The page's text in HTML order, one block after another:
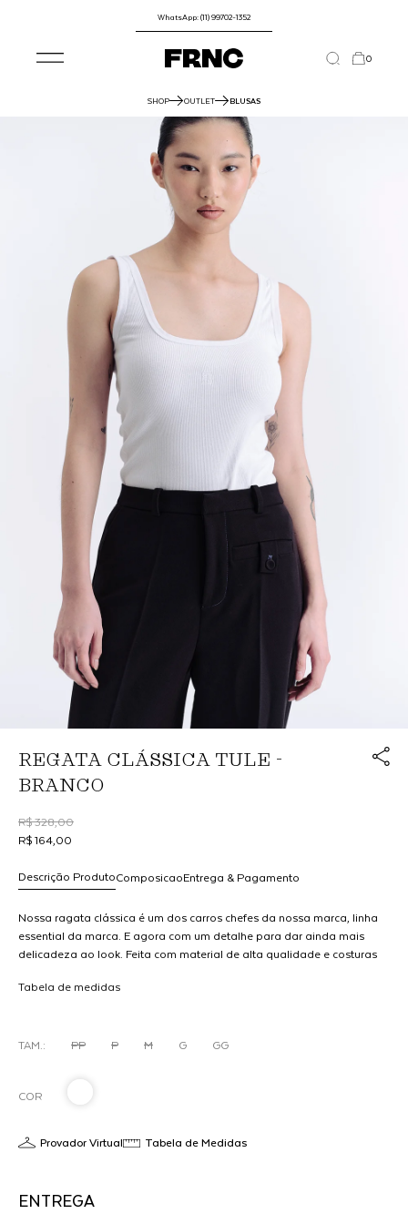
WhatsApp: (11) 99702-1352
0
SHOP OUTLET BLUSAS
REGATA CLÁSSICA TULE -
BRANCO
Link
R$ 328,00
R$ 164,00
Composicao
Descrição Produto Entrega & Pagamento
Nossa ragata clássica é um dos carros chefes da nossa marca, linha
essential da marca. E agora com um detalhe para dar ainda mais
delicadeza ao look. Feita com material de alta qualidade e costuras
especiais. Combine com outras peças da linha FRNC para um visual
Tabela de medidas
TAM.: PP P M G GG
COR
Provador Virtual Tabela de Medidas
ENTREGA